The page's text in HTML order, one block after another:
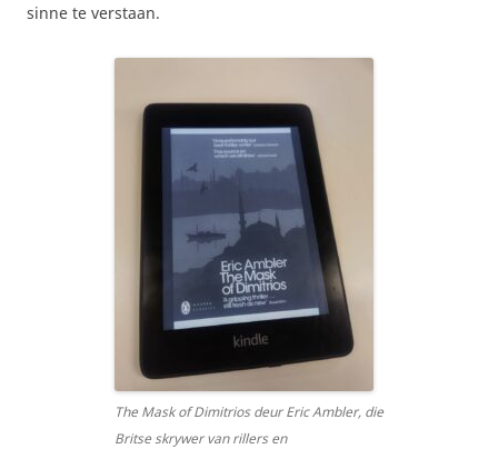
sinne te verstaan.
The Mask of Dimitrios deur Eric Ambler, die
Britse skrywer van rillers en